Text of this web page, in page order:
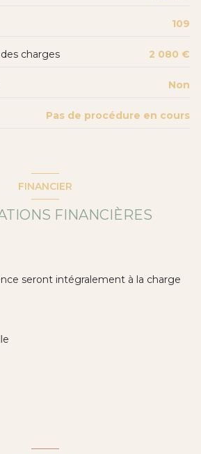
109
charges 2 080 €
Non
Pas de procédure en cours
FINANCIER
FINANCIÈRES
seront intégralement à la charge